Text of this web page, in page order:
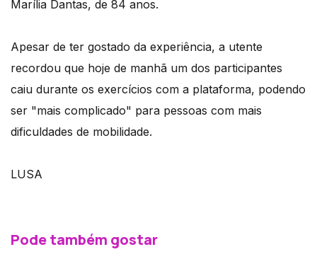
Marília Dantas, de 84 anos.
Apesar de ter gostado da experiência, a utente
recordou que hoje de manhã um dos participantes
caiu durante os exercícios com a plataforma, podendo
ser "mais complicado" para pessoas com mais
dificuldades de mobilidade.
LUSA
Pode também gostar